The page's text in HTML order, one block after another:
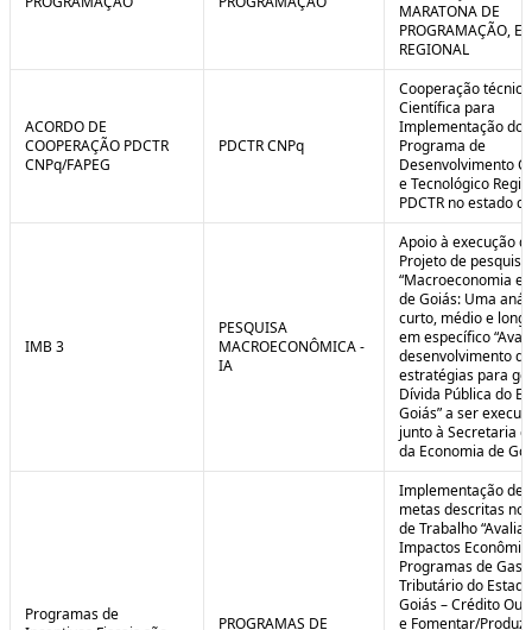
MARATONA DE
PROGRAMAÇÃO,
REGIONAL
ACORDO DE
COOPERAÇÃO PDCTR
CNPq/FAPEG
PDCTR CNPq
Cooperação
Científica para
Implementação do
Programa de
Desenvolvimento
e Tecnológico
PDCTR no estado
IMB 3
PESQUISA
MACROECONÔMICA -
IA
Apoio à execução
Projeto de pesquisa
“Macroeconomia e
de Goiás: Uma
curto, médio e
em específico
desenvolvimento de
estratégias para
Dívida Pública do
Goiás” a ser
junto à Secretaria
da Economia de
Programas de
PROGRAMAS DE
Implementação de
metas descritas
de Trabalho
Impactos
Programas de
Tributário do
Goiás – Crédito
e Fomentar/